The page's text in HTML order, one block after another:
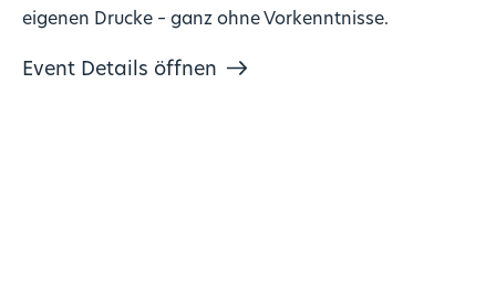
eigenen Drucke – ganz ohne Vorkenntnisse.
Event Details öffnen